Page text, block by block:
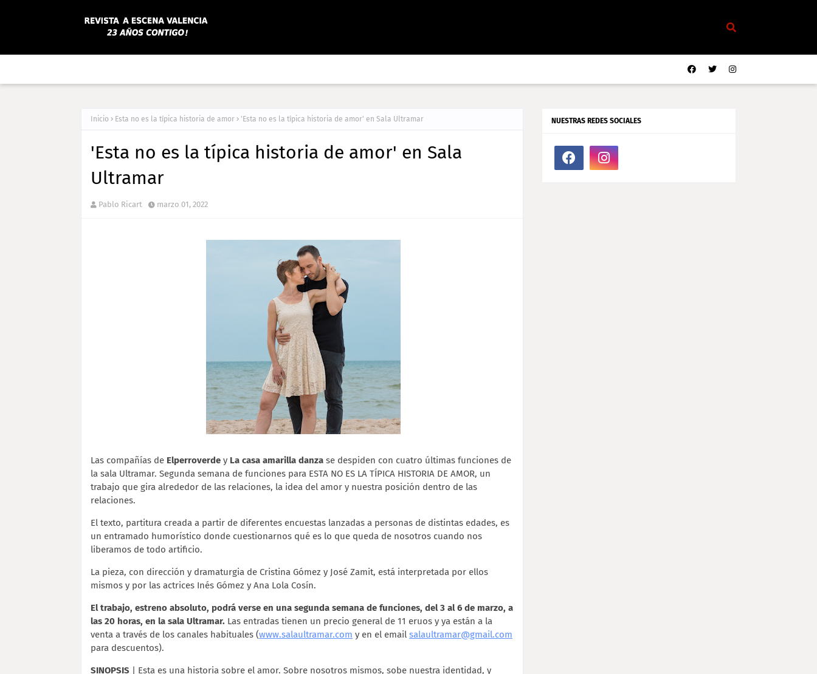
Inicio Esta no es la típica historia de amor 'Esta no es la típica historia de amor' en Sala Ultramar
'Esta no es la típica historia de amor' en Sala
Ultramar
Pablo Ricart marzo 01, 2022
Las compañías de Elperroverde y La casa amarilla danza se despiden con cuatro últimas funciones de
la sala Ultramar. Segunda semana de funciones para ESTA NO ES LA TÍPICA HISTORIA DE AMOR, un
trabajo que gira alrededor de las relaciones, la idea del amor y nuestra posición dentro de las
relaciones.
El texto, partitura creada a partir de diferentes encuestas lanzadas a personas de distintas edades, es
un entramado humorístico donde cuestionarnos qué es lo que queda de nosotros cuando nos
liberamos de todo artificio.
La pieza, con dirección y dramaturgia de Cristina Gómez y José Zamit, está interpretada por ellos
mismos y por las actrices Inés Gómez y Ana Lola Cosín.
El trabajo, estreno absoluto, podrá verse en una segunda semana de funciones, del 3 al 6 de marzo, a
las 20 horas, en la sala Ultramar. Las entradas tienen un precio general de 11 eruos y ya están a la
venta a través de los canales habituales (www.salaultramar.com y en el email salaultramar@gmail.com
para descuentos).
SINOPSIS | Esta es una historia sobre el amor. Sobre nosotros mismos, sobe nuestra identidad, y
NUESTRAS REDES SOCIALES